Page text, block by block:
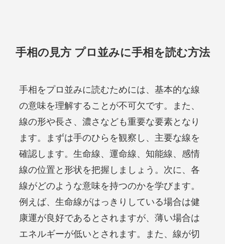
手相の見方 プロ並みに手相を読む方法
手相をプロ並みに読むためには、基本的な線
の意味を理解することが不可欠です。また、
線の形や長さ、濃さなども重要な要素となり
ます。まずは手のひらを観察し、主要な線を
確認します。生命線、運命線、知能線、感情
線の位置と形状を把握しましょう。次に、各
線がどのような意味を持つのかを学びます。
例えば、生命線がはっきりしている場合は健
康運が良好であるとされますが、薄い場合は
エネルギーが低いとされます。また、線が切